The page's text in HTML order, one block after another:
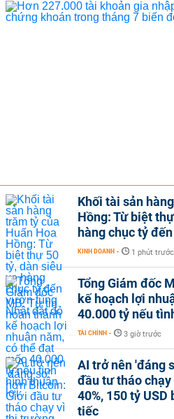
Khối tài sản
Hồng: Từ biệt
hàng chục tỷ
KINH DOANH - 1 phút trước
Tổng Giám đốc
kế hoạch lợi
40.000 tỷ nếu
TÀI CHÍNH - 3 giờ trước
AI trở nên 'đáng
đầu tư tháo
40%, 150 tỷ
tiếc